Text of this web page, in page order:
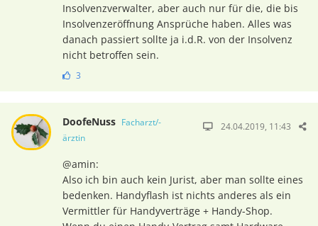
Insolvenzverwalter, aber auch nur für die, die bis
Insolvenzeröffnung Ansprüche haben. Alles was
danach passiert sollte ja i.d.R. von der Insolvenz
nicht betroffen sein.
3
DoofeNuss Facharzt/-
ärztin
24.04.2019, 11:43
@amin:
Also ich bin auch kein Jurist, aber man sollte eines
bedenken. Handyflash ist nichts anderes als ein
Vermittler für Handyverträge + Handy-Shop.